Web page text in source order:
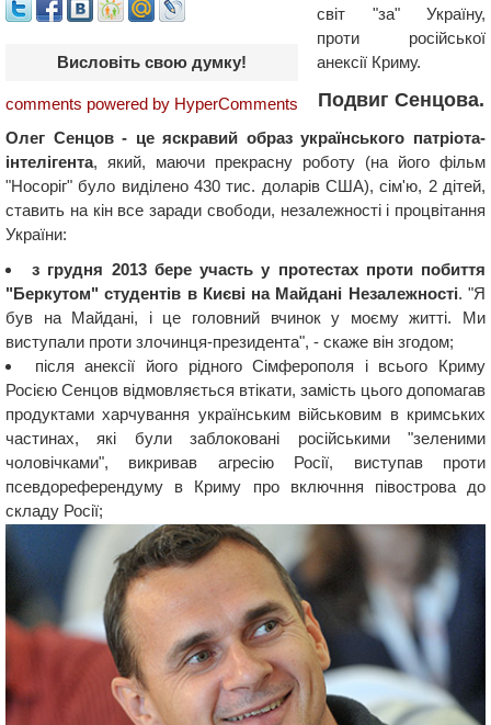
Висловіть свою думку!
comments powered by HyperComments
світ "за" Україну,
проти російської
анексії Криму.
Подвиг Сенцова.
Олег Сенцов - це яскравий образ українського патріота-
інтелігента, який, маючи прекрасну роботу (на його фільм
"Носоріг" було виділено 430 тис. доларів США), сім'ю, 2 дітей,
ставить на кін все заради свободи, незалежності і процвітання
України:
з грудня 2013 бере участь у протестах проти побиття
"Беркутом" студентів в Києві на Майдані Незалежності. "Я
був на Майдані, і це головний вчинок у моєму житті. Ми
виступали проти злочинця-президента", - скаже він згодом;
після анексії його рідного Сімферополя і всього Криму
Росією Сенцов відмовляється втікати, замість цього допомагав
продуктами харчування українським військовим в кримських
частинах, які були заблоковані російськими "зеленими
чоловічками", викривав агресію Росії, виступав проти
псевдореферендуму в Криму про включння півострова до
складу Росії;